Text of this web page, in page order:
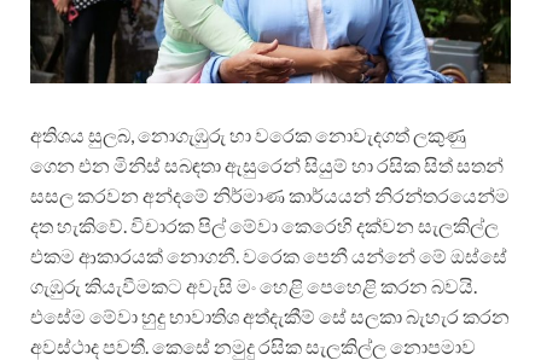
අතිශය සුලබ, නොගැඹුරු හා වරෙක නොවැදගත් ලකුණු
ගෙන එන මිනිස් සබඳතා ඇසුරෙන් සියුම් හා රසික සිත් සතන්
සසල කරවන අන්දමේ නිර්මාණ කාර්යයන් නිරන්තරයෙන්ම
දත හැකිවේ. විචාරක පිල් මේවා කෙරෙහි දක්වන සැලකිල්ල
එකම ආකාරයක් නොගනී. වරෙක පෙනී යන්නේ මේ ඔස්සේ
ගැඹුරු කියැවීමකට අවැසි මං හෙළි පෙහෙළි කරන බවයි.
එසේම මේවා හුදු භාවාතිශ අත්දැකීම් සේ සලකා බැහැර කරන
අවස්ථාද පවතී. කෙසේ නමුදු රසික සැලකිල්ල නොපමාව